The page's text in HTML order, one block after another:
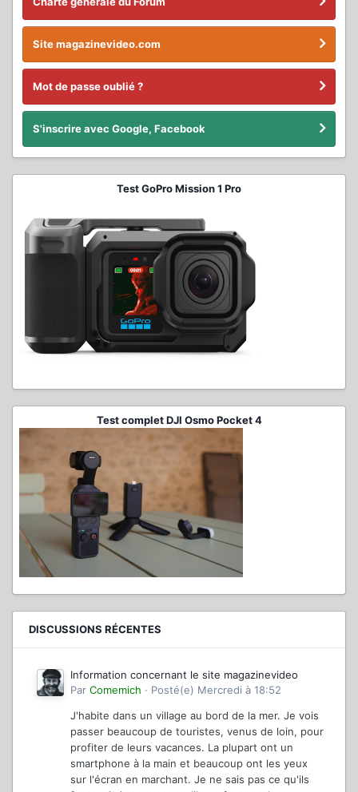
Site magazinevideo.com
Mot de passe oublié ?
S'inscrire avec Google, Facebook
Test GoPro Mission 1 Pro
Test complet DJI Osmo Pocket 4
DISCUSSIONS RÉCENTES
Information concernant le site magazinevideo
Par Comemich · Posté(e) Mercredi à 18:52
J'habite dans un village au bord de la mer. Je vois
passer beaucoup de touristes, venus de loin, pour
profiter de leurs vacances. La plupart ont un
smartphone à la main et beaucoup ont les yeux
sur l'écran en marchant. Je ne sais pas ce qu'ils